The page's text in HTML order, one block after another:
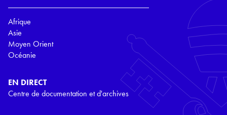
Afrique
Asie
Moyen Orient
Océanie
EN DIRECT
Centre de documentation et d'archives